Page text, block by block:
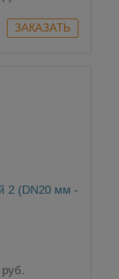
2 (DN20 мм -
руб.